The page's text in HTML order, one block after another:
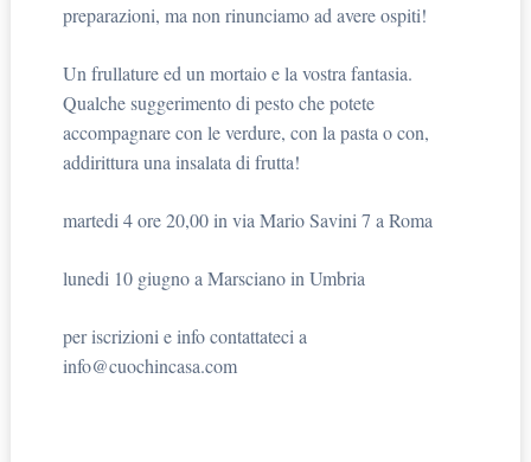
preparazioni, ma non rinunciamo ad avere ospiti!
Un frullature ed un mortaio e la vostra fantasia.
Qualche suggerimento di pesto che potete
accompagnare con le verdure, con la pasta o con,
addirittura una insalata di frutta!
martedi 4 ore 20,00 in via Mario Savini 7 a Roma
lunedi 10 giugno a Marsciano in Umbria
per iscrizioni e info contattateci a
info@cuochincasa.com